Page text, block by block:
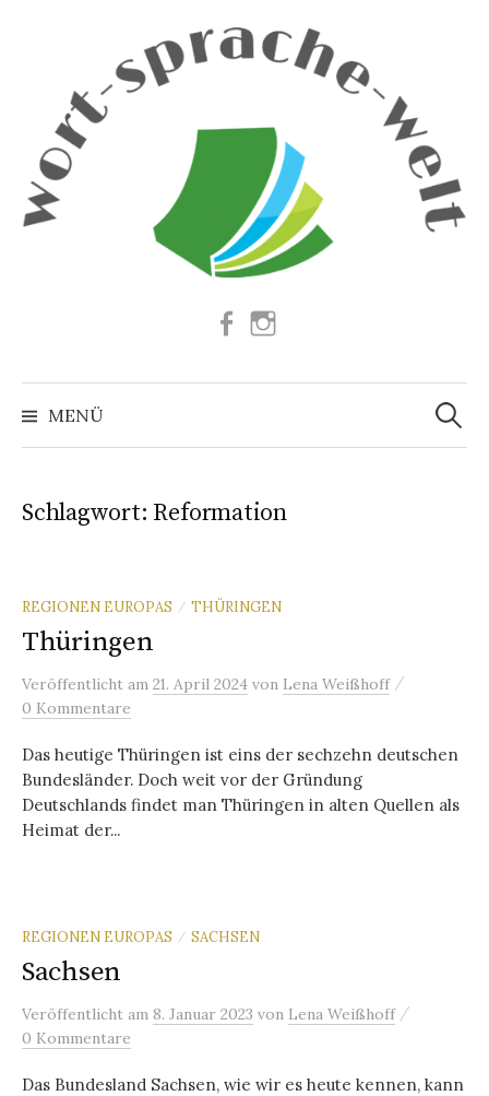
Facebook
MENÜ
Suchen
nach:
Schlagwort: Reformation
REGIONEN EUROPAS / THÜRINGEN
Thüringen
Veröffentlicht am 21. April 2024 von Lena Weißhoff /
0 Kommentare
Das heutige Thüringen ist eins der sechzehn deutschen
Bundesländer. Doch weit vor der Gründung
Deutschlands findet man Thüringen in alten Quellen als
Heimat der...
REGIONEN EUROPAS / SACHSEN
Sachsen
Veröffentlicht am 8. Januar 2023 von Lena Weißhoff /
0 Kommentare
Das Bundesland Sachsen, wie wir es heute kennen, kann